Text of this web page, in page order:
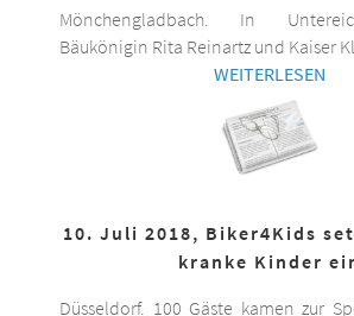
Mönchengladbach. In
Bäukönigin Rita Reinartz und Kaiser
WEITERLESEN
10. Juli 2018, Biker4Kids
kranke Kinder
Düsseldorf. 100 Gäste kamen zur